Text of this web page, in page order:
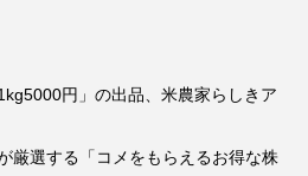
円」の出品、米農家らしきア
厳選する「コメをもらえるお得な株